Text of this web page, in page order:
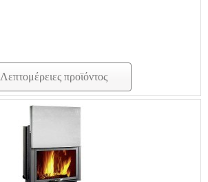
Λεπτομέρειες προϊόντος